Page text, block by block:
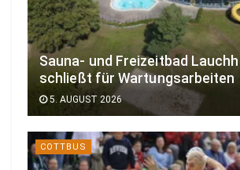
Sauna- und Freizeitbad
schließt für Wartungsarbeiten
5. AUGUST 2026
COTTBUS